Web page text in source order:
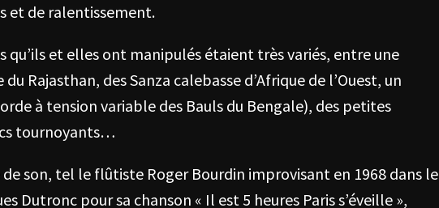
et de ralentissement.
qu’ils et elles ont manipulés étaient très variés, entre une
Rajasthan, des Sanza calebasse d’Afrique de l’Ouest, un
à tension variable des Bauls du Bengale), des petites
tournoyants…
de son, tel le flûtiste Roger Bourdin improvisant en 1968 dans le
Dutronc pour sa chanson « Il est 5 heures Paris s’éveille »,